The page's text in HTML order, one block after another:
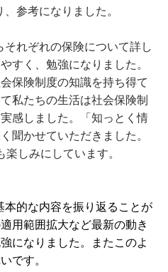
参考になりました。
れぞれの保険について詳し
すく、勉強になりました。
保険制度の知識を持ち得て
私たちの生活は社会保険制
感しました。「知っとく情
聞かせていただきました。
しみにしています。
的な内容を振り返ることが
用範囲拡大など最新の動き
になりました。またこのよ
です。